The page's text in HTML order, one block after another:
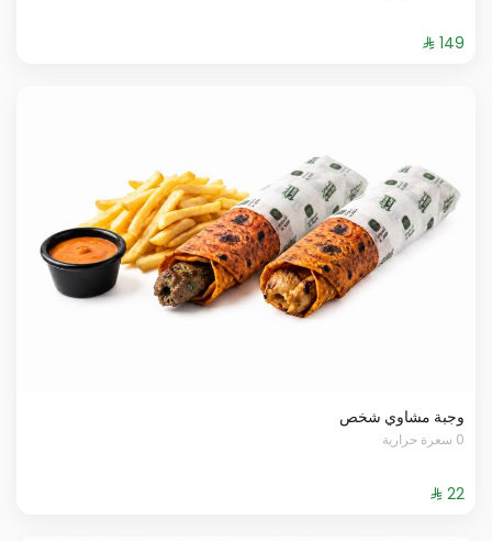
وجبة مشاوي شخص
0 سعرة حرارية